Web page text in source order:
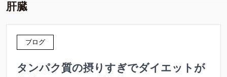
肝臓
ブログ
タンパク質の摂りすぎでダイエットが